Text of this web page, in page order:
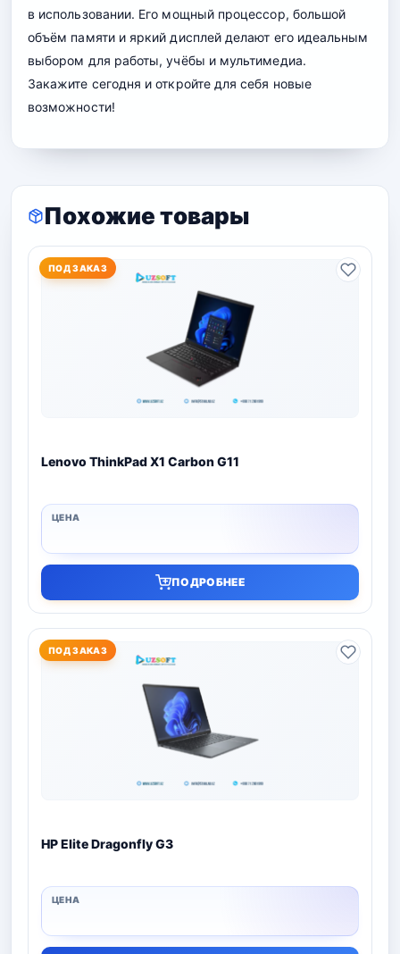
в использовании. Его мощный процессор, большой
объём памяти и яркий дисплей делают его идеальным
выбором для работы, учёбы и мультимедиа.
Закажите сегодня и откройте для себя новые
возможности!
Похожие товары
ПОД ЗАКАЗ
Lenovo ThinkPad X1 Carbon G11
ПОДРОБНЕЕ
ПОД ЗАКАЗ
HP Elite Dragonfly G3